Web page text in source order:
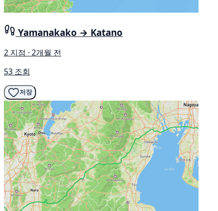
Yamanakako → Katano
2 지점 · 2개월 전
53 조회
저장